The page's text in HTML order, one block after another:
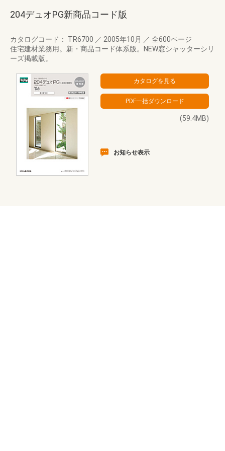
204デュオPG新商品コード版
カタログコード： TR6700 ／ 2005年10月 ／ 全600ページ
住宅建材業務用。新・商品コード体系版。NEW窓シャッターシリ
ーズ掲載版。
(59.4MB)
お知らせ表示